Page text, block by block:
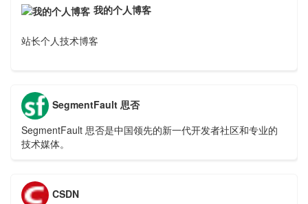
我的个人博客
站长个人技术博客
SegmentFault 思否
SegmentFault 思否是中国领先的新一代开发者社区和专业的
技术媒体。
CSDN